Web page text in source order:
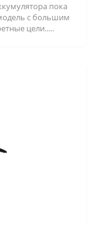
пока
с большим
цели.....